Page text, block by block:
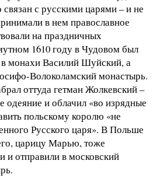
с русскими царями – и не
в нем православное
на праздничных
1610 году в Чудовом был
монахи Василий Шуйский, а
Волоколамский монастырь.
оттуда гетман Жолкевский –
одеяние и облачил «во изрядные
польскому королю «не
Русского царя». В Польше
царицу Марью, тоже
и отправили в московский